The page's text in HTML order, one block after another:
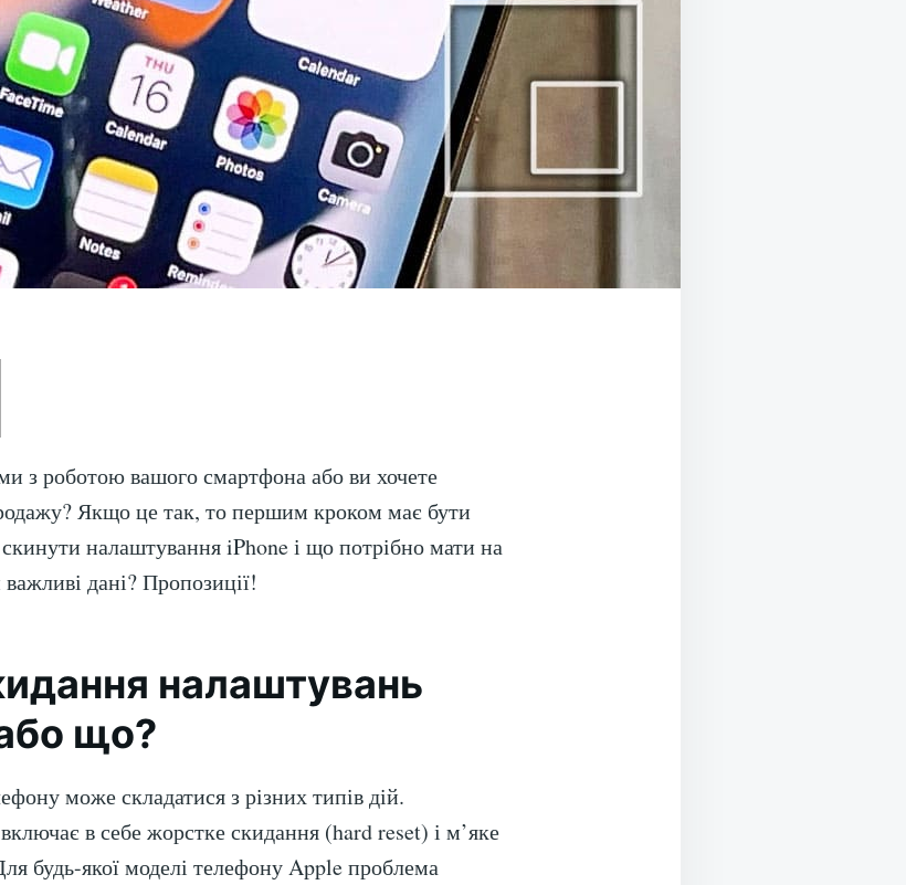
з роботою вашого смартфона або ви хочете
Якщо це так, то першим кроком має бути
налаштування iPhone і що потрібно мати на
дані? Пропозиції!
налаштувань
що?
може складатися з різних типів дій.
в себе жорстке скидання (hard reset) і м’яке
будь-якої моделі телефону Apple проблема